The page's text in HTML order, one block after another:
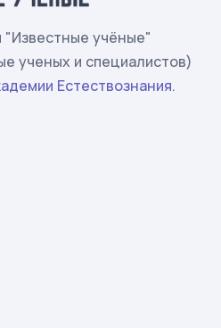
"Известные учёные"
ученых и специалистов)
Естествознания.